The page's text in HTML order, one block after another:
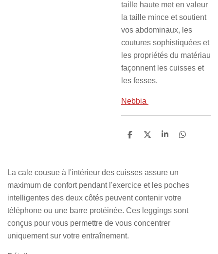
taille haute met en valeur
la taille mince et soutient
vos abdominaux, les
coutures sophistiquées et
les propriétés du matériau
façonnent les cuisses et
les fesses.
Nebbia
P
g
e
P
g
e
P
g
e
r
P
e
La cale cousue à l'intérieur des cuisses assure un
maximum de confort pendant l'exercice et les poches
intelligentes des deux côtés peuvent contenir votre
téléphone ou une barre protéinée. Ces leggings sont
conçus pour vous permettre de vous concentrer
uniquement sur votre entraînement.